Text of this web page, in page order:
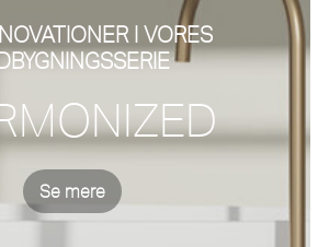
I VORES
Se mere